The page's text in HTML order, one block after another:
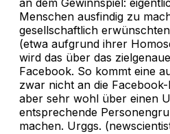
an dem Gewinnspiel:
Menschen ausfindig zu
gesellschaftlich
(etwa aufgrund ihrer
wird das über das
Facebook. So kommt eine
zwar nicht an die
aber sehr wohl über einen
entsprechende
machen. Urggs.